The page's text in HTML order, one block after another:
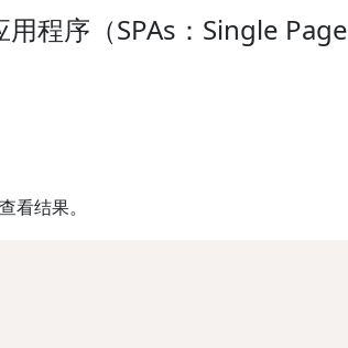
程序（SPAs：Single Page
看结果。